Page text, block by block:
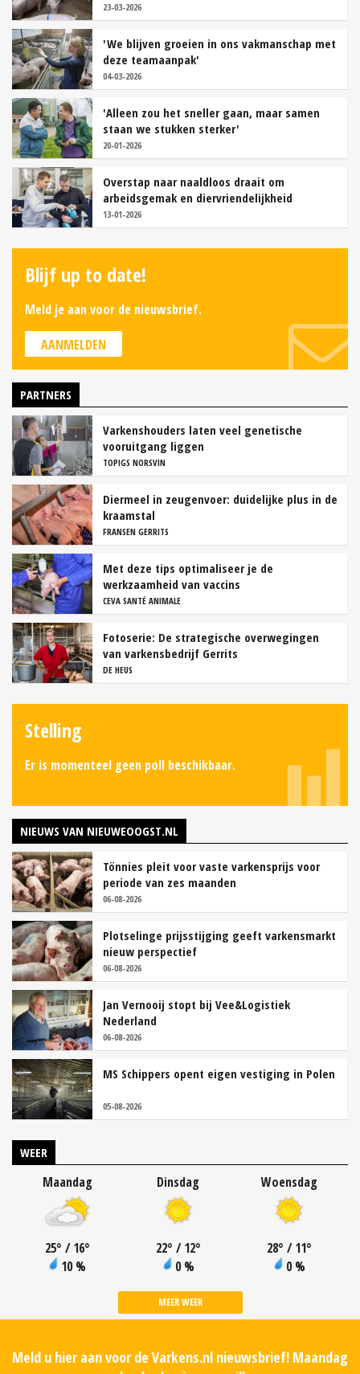
23-03-2026
'We blijven groeien in ons vakmanschap met
deze teamaanpak'
04-03-2026
'Alleen zou het sneller gaan, maar samen
staan we stukken sterker'
20-01-2026
Overstap naar naaldloos draait om
arbeidsgemak en diervriendelijkheid
13-01-2026
Blijf up to date!
Meld je aan voor de nieuwsbrief.
AANMELDEN
PARTNERS
Varkenshouders laten veel genetische
vooruitgang liggen
TOPIGS NORSVIN
Diermeel in zeugenvoer: duidelijke plus in de
kraamstal
FRANSEN GERRITS
Met deze tips optimaliseer je de
werkzaamheid van vaccins
CEVA SANTÉ ANIMALE
Fotoserie: De strategische overwegingen
van varkensbedrijf Gerrits
DE HEUS
Stelling
Er is momenteel geen poll beschikbaar.
NIEUWS VAN NIEUWEOOGST.NL
Tönnies pleit voor vaste varkensprijs voor
periode van zes maanden
06-08-2026
Plotselinge prijsstijging geeft varkensmarkt
nieuw perspectief
06-08-2026
Jan Vernooij stopt bij Vee&Logistiek
Nederland
06-08-2026
MS Schippers opent eigen vestiging in Polen
05-08-2026
WEER
Maandag
25° / 16°
10 %
Dinsdag
22° / 12°
0 %
Woensdag
28° / 11°
0 %
MEER WEER
Meld u hier aan voor de Varkens.nl nieuwsbrief! Maandag